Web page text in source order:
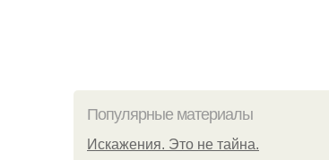
Популярные материалы
Искажения. Это не тайна.